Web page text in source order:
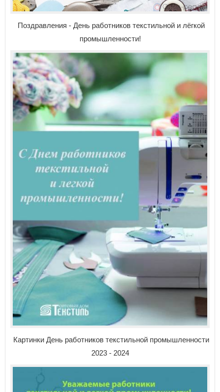
Поздравления - День работников текстильной и лёгкой
промышленности!
Картинки День работников текстильной промышленности
2023 - 2024